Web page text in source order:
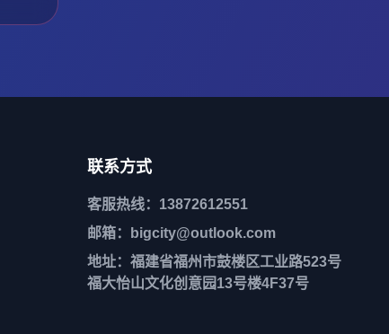
联系方式
客服热线：13872612551
邮箱：bigcity@outlook.com
地址：福建省福州市鼓楼区工业路523号
福大怡山文化创意园13号楼4F37号